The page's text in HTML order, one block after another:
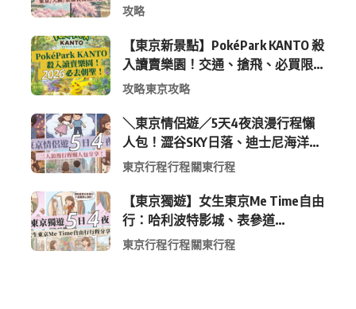
包 (附最新時間表)
攻略
【東京新景點】PokéPark KANTO 殺
入讀賣樂園！交通、搶飛、必買限
定周邊全攻略
攻略東京攻略
＼東京情侶遊／5天4夜浪漫行程懶
人包！澀谷SKY日落、迪士尼海洋、
中目黑高質感咖啡廳全收錄
東京行程行程關東行程
【東京獨遊】女生東京Me Time自由
行：哈利波特影城、表參道
Shopping 與下北澤尋寶5日4夜慢活
東京行程行程關東行程